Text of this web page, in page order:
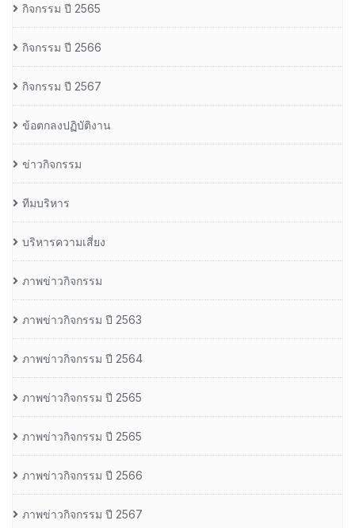
กิจกรรม ปี 2565
กิจกรรม ปี 2566
กิจกรรม ปี 2567
ข้อตกลงปฏิบัติงาน
ข่าวกิจกรรม
ทีมบริหาร
บริหารความเสี่ยง
ภาพข่าวกิจกรรม
ภาพข่าวกิจกรรม ปี 2563
ภาพข่าวกิจกรรม ปี 2564
ภาพข่าวกิจกรรม ปี 2565
ภาพข่าวกิจกรรม ปี 2565
ภาพข่าวกิจกรรม ปี 2566
ภาพข่าวกิจกรรม ปี 2567